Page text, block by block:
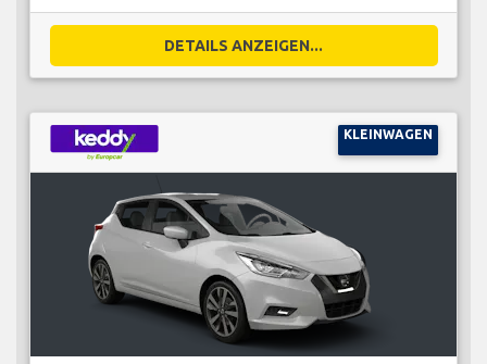
DETAILS ANZEIGEN...
KLEINWAGEN